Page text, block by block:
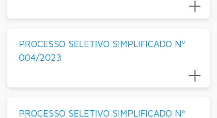
PROCESSO SELETIVO SIMPLIFICADO Nº
004/2023
PROCESSO SELETIVO SIMPLIFICADO Nº